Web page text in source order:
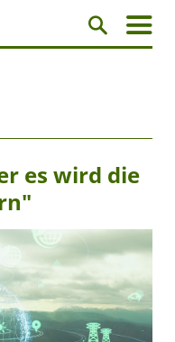
es wird die